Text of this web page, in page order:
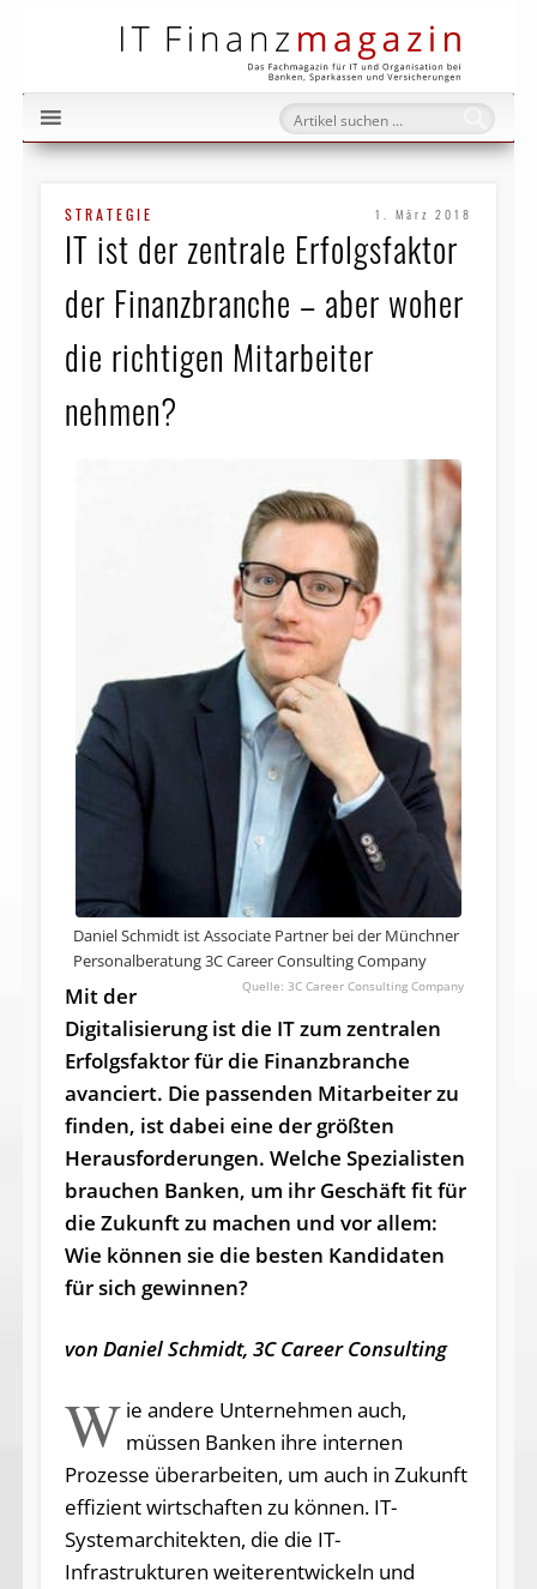
STRATEGIE 1. März 2018
IT ist der zentrale Erfolgs­faktor
der Finanz­branche – aber woher
die richtigen Mitarbeiter
nehmen?
Daniel Schmidt ist Associate Partner bei der Münchner
Personalberatung 3C Career Consulting Company
3C Career Consulting Company
Mit der
Digitalisierung ist die IT zum zentralen
Erfolgsfaktor für die Finanzbranche
avanciert. Die passenden Mitarbeiter zu
finden, ist dabei eine der größten
Herausforderungen. Welche Spezialisten
brauchen Banken, um ihr Geschäft fit für
die Zukunft zu machen und vor allem:
Wie können sie die besten Kandidaten
für sich gewinnen?
von Daniel Schmidt, 3C Career Consulting
W ie andere Unternehmen auch,
müssen Banken ihre internen
Prozesse überarbeiten, um auch in Zukunft
effizient wirtschaften zu können. IT-
Systemarchitekten, die die IT-
Infrastrukturen weiterentwickeln und